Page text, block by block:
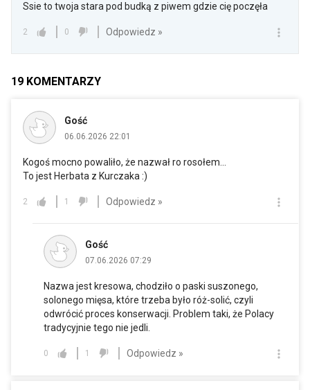
Ssie to twoja stara pod budką z piwem gdzie cię poczęła
2 0 Odpowiedz »
19 KOMENTARZY
Gość
06.06.2026 22:01
Kogoś mocno powaliło, że nazwał ro rosołem...
To jest Herbata z Kurczaka :)
2 1 Odpowiedz »
Gość
07.06.2026 07:29
Nazwa jest kresowa, chodziło o paski suszonego,
solonego mięsa, które trzeba było róż-solić, czyli
odwrócić proces konserwacji. Problem taki, że Polacy
tradycyjnie tego nie jedli.
0 1 Odpowiedz »